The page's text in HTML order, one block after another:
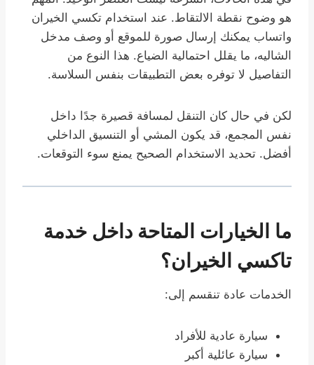
هو وضوح نقطة الالتقاط. عند استخدام تكسي الخيران
واتساب يمكنك إرسال صورة للموقع أو وصف مدخل
الشاليه، ما يقلل احتمالية الضياع. هذا النوع من
التفاصيل لا توفره بعض التطبيقات بنفس السلاسة.
لكن في حال كان التنقل لمسافة قصيرة جدًا داخل
نفس المجمع، قد يكون المشي أو التنسيق الداخلي
أفضل. تحديد الاستخدام الصحيح يمنع سوء التوقعات.
ما الخيارات المتاحة داخل خدمة
تاكسي الخيران؟
الخدمات عادة تنقسم إلى:
سيارة عادية للأفراد
سيارة عائلية أكبر